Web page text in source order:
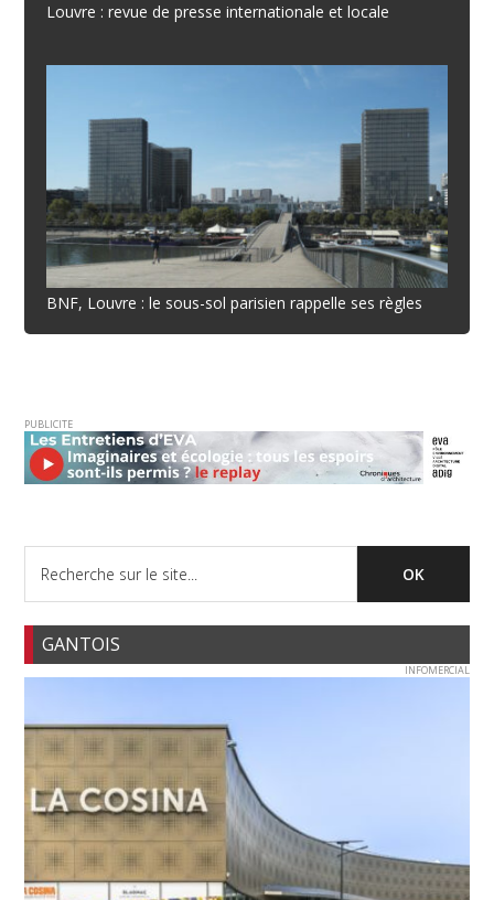
Louvre : revue de presse internationale et locale
BNF, Louvre : le sous-sol parisien rappelle ses règles
PUBLICITE
GANTOIS
INFOMERCIAL